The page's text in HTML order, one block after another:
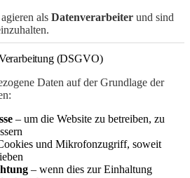
als Datenverarbeiter und sind
(DSGVO)
Daten auf der Grundlage der
– um die Website zu betreiben, zu
und Mikrofonzugriff, soweit
– wenn dies zur Einhaltung